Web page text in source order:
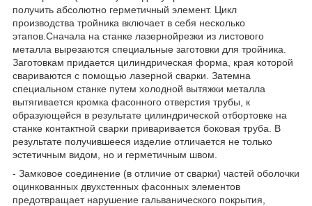
получить абсолютно герметичный элемент. Цикл
производства тройника включает в себя несколько
этапов.Сначала на станке лазернойрезки из листового
металла вырезаются специальные заготовки для тройника.
Заготовкам придается цилиндрическая форма, края которой
свариваются с помощью лазерной сварки. Затемна
специальном станке путем холодной вытяжки металла
вытягивается кромка фасонного отверстия трубы, к
образующейся в результате цилиндрической отбортовке на
станке контактной сварки приваривается боковая труба. В
результате получившееся изделие отличается не только
эстетичным видом, но и герметичным швом.
- Замковое соединение (в отличие от сварки) частей оболочки
оцинкованных двухстенных фасонных элементов
предотвращает нарушение гальванического покрытия,